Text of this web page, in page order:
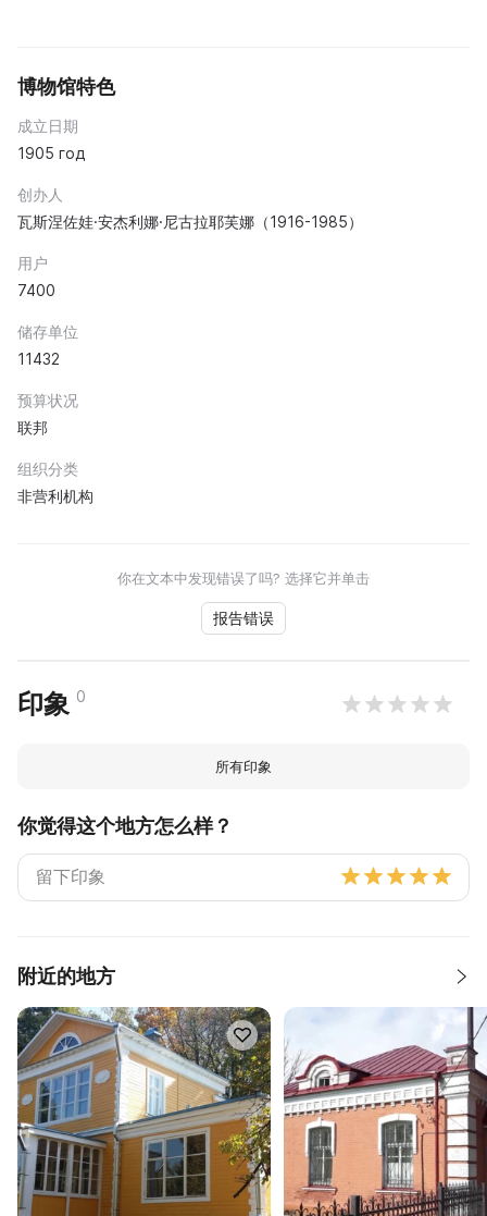
博物馆特色
成立日期
1905 год
创办人
瓦斯涅佐娃·安杰利娜·尼古拉耶芙娜（1916-1985）
用户
7400
储存单位
11432
预算状况
联邦
组织分类
非营利机构
你在文本中发现错误了吗? 选择它并单击
报告错误
印象 0
所有印象
你觉得这个地方怎么样？
附近的地方